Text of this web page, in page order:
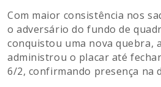
Com maior consistência nos
o adversário do fundo de
conquistou uma nova quebra,
administrou o placar até
6/2, confirmando presença na